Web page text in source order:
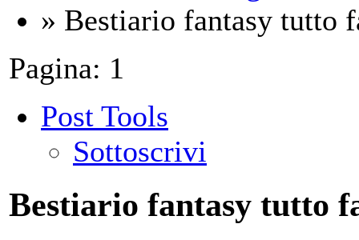
» Bestiario fantasy tutto
Pagina: 1
Post Tools
Sottoscrivi
Bestiario fantasy tutto